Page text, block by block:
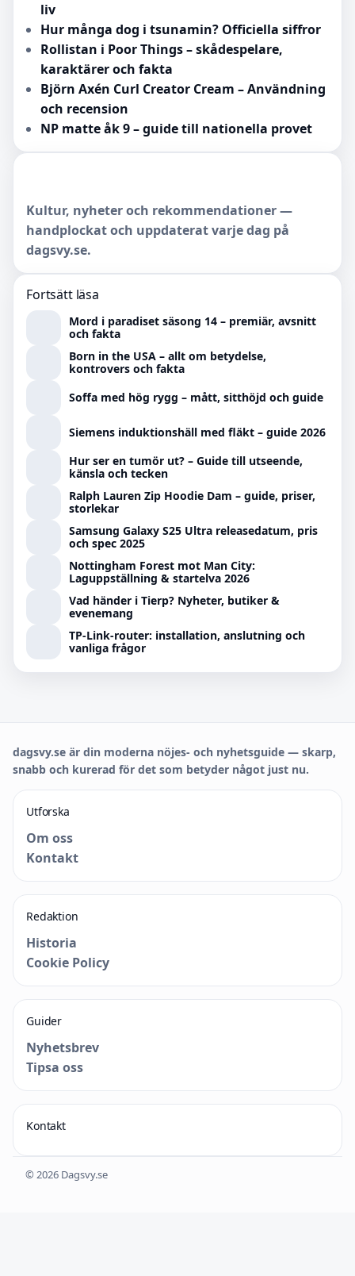
liv
Hur många dog i tsunamin? Officiella siffror
Rollistan i Poor Things – skådespelare,
karaktärer och fakta
Björn Axén Curl Creator Cream – Användning
och recension
NP matte åk 9 – guide till nationella provet
Kultur, nyheter och rekommendationer —
handplockat och uppdaterat varje dag på
dagsvy.se.
Fortsätt läsa
Mord i paradiset säsong 14 – premiär, avsnitt
och fakta
Born in the USA – allt om betydelse,
kontrovers och fakta
Soffa med hög rygg – mått, sitthöjd och guide
Siemens induktionshäll med fläkt – guide 2026
Hur ser en tumör ut? – Guide till utseende,
känsla och tecken
Ralph Lauren Zip Hoodie Dam – guide, priser,
storlekar
Samsung Galaxy S25 Ultra releasedatum, pris
och spec 2025
Nottingham Forest mot Man City:
Laguppställning & startelva 2026
Vad händer i Tierp? Nyheter, butiker &
evenemang
TP-Link-router: installation, anslutning och
vanliga frågor
dagsvy.se är din moderna nöjes- och nyhetsguide — skarp,
snabb och kurerad för det som betyder något just nu.
Utforska
Om oss
Kontakt
Redaktion
Historia
Cookie Policy
Guider
Nyhetsbrev
Tipsa oss
Kontakt
© 2026 Dagsvy.se